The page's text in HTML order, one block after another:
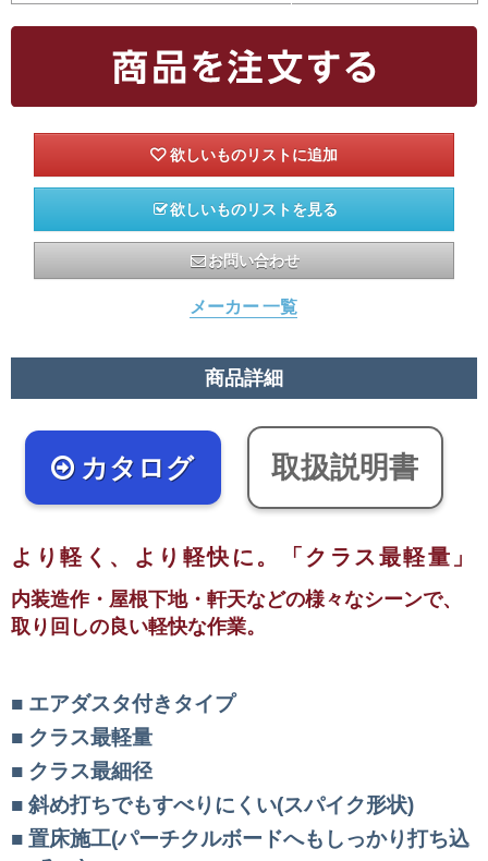
欲しいものリストを見る
お問い合わせ
メーカー 一覧
商品詳細
カタログ 取扱説明書
より軽く、より軽快に。「クラス最軽量」
内装造作・屋根下地・軒天などの様々なシーンで、
取り回しの良い軽快な作業。
エアダスタ付きタイプ
クラス最軽量
クラス最細径
斜め打ちでもすべりにくい(スパイク形状)
置床施工(パーチクルボードへもしっかり打ち込